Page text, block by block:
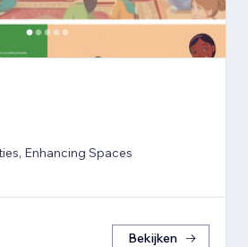
Enhancing Spaces
Bekijken